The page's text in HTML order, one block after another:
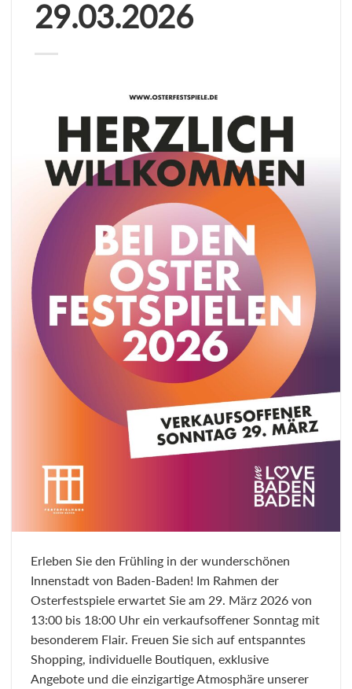
29.03.2026
Erleben Sie den Frühling in der wunderschönen
Innenstadt von Baden-Baden! Im Rahmen der
Osterfestspiele erwartet Sie am 29. März 2026 von
13:00 bis 18:00 Uhr ein verkaufsoffener Sonntag mit
besonderem Flair. Freuen Sie sich auf entspanntes
Shopping, individuelle Boutiquen, exklusive
Angebote und die einzigartige Atmosphäre unserer